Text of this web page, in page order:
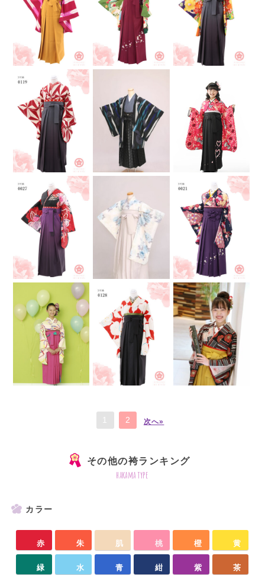
2 次へ»
その他の袴ランキング
hakama type
カラー
赤 朱 肌 桃 橙 黄
緑 水 青 紺 紫 茶